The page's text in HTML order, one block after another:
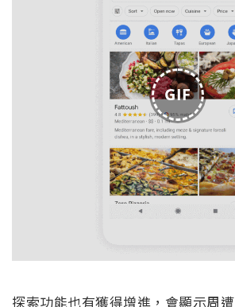
GIF
探索功能也有獲得增進，會顯示周